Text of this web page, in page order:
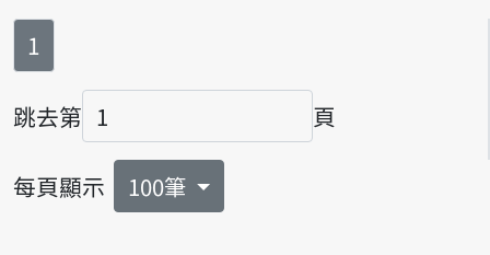
第
1
跳去第
頁碼
頁
每頁顯示 100筆